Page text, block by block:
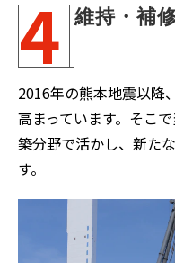
4 維持・補
2016年の熊本地震以降
高まっています。そこ
築分野で活かし、新た
す。